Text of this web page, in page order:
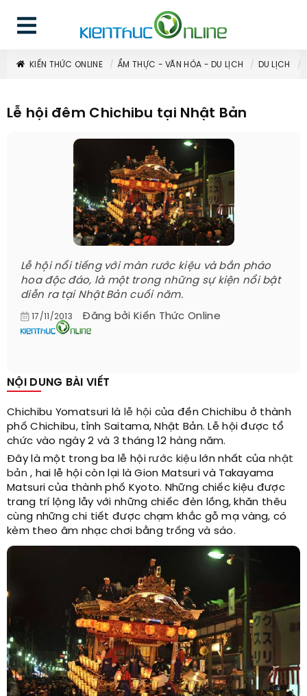
KIẾN THỨC ONLINE ẨM THỰC - VĂN HÓA - DU LỊCH DU LỊCH
Lễ hội đêm Chichibu tại Nhật Bản
Lễ hội nổi tiếng với màn rước kiệu và bắn pháo
hoa độc đáo, là một trong những sự kiện nổi bật
diễn ra tại Nhật Bản cuối năm.
17/11/2013 Đăng bởi Kiến Thức Online
NỘI DUNG BÀI VIẾT
Chichibu Yomatsuri là lễ hội của đền Chichibu ở thành
phố Chichibu, tỉnh Saitama, Nhật Bản. Lễ hội được tổ
chức vào ngày 2 và 3 tháng 12 hàng năm.
Đây là một trong ba lễ hộirước kiệulớn nhất củanhật
bản, hai lễ hội còn lại là Gion Matsuri và Takayama
Matsuri của thành phố Kyoto. Những chiếc kiệu được
trang trí lộng lẫy với những chiếc đèn lồng, khăn thêu
cùng những chi tiết được chạm khắc gỗ mạ vàng, có
kèm theo âm nhạc chơi bằng trống và sáo.